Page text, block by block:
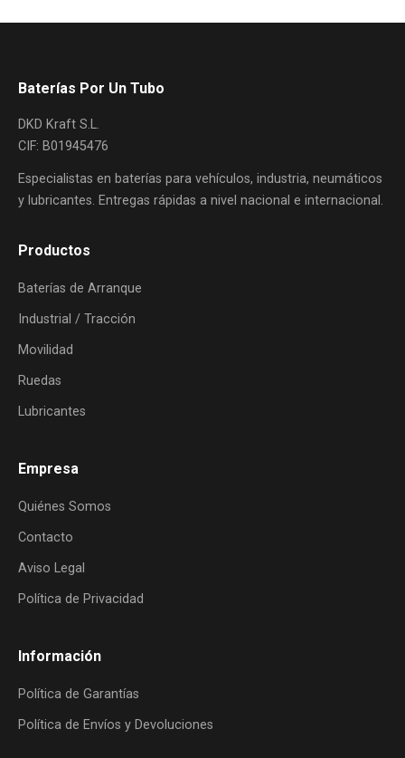
Baterías Por Un Tubo
DKD Kraft S.L.
CIF: B01945476
Especialistas en baterías para vehículos, industria, neumáticos
y lubricantes. Entregas rápidas a nivel nacional e internacional.
Productos
Baterías de Arranque
Industrial / Tracción
Movilidad
Ruedas
Lubricantes
Empresa
Quiénes Somos
Contacto
Aviso Legal
Política de Privacidad
Información
Política de Garantías
Política de Envíos y Devoluciones